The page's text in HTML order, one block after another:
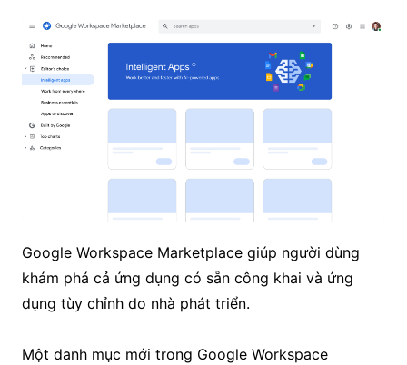
Google Workspace Marketplace giúp người dùng
khám phá cả ứng dụng có sẵn công khai và ứng
dụng tùy chỉnh do nhà phát triển.
Một danh mục mới trong Google Workspace